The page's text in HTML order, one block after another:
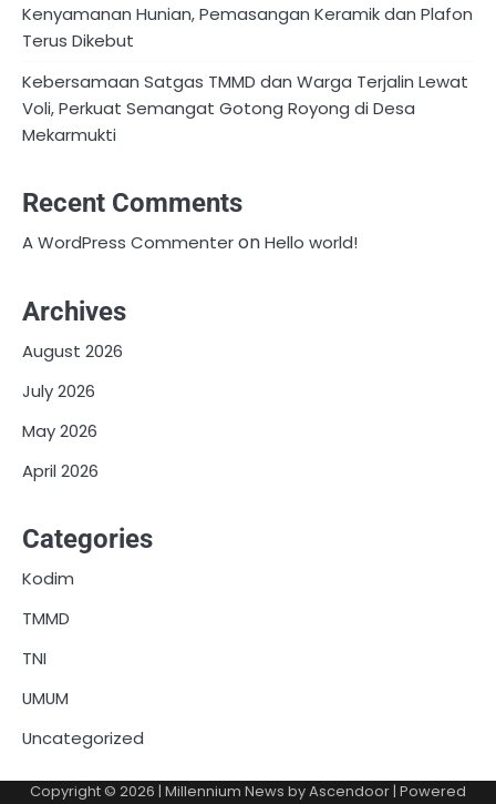
Kenyamanan Hunian, Pemasangan Keramik dan Plafon
Terus Dikebut
Kebersamaan Satgas TMMD dan Warga Terjalin Lewat
Voli, Perkuat Semangat Gotong Royong di Desa
Mekarmukti
Recent Comments
A WordPress CommenteronHello world!
Archives
August 2026
July 2026
May 2026
April 2026
Categories
Kodim
TMMD
TNI
UMUM
Uncategorized
Copyright © 2026 | Millennium News byAscendoor | Powered